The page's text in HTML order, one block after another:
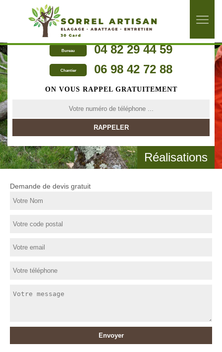
Bureau 04 82 29 44 59
Chantier 06 98 42 72 88
ON VOUS RAPPEL GRATUITEMENT
Réalisations
Demande de devis gratuit